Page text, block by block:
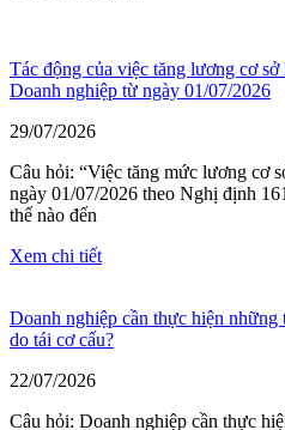
Tác động của việc tăng lương cơ
Doanh nghiệp từ ngày 01/07/2026
29/07/2026
Câu hỏi: “Việc tăng mức lương cơ
ngày 01/07/2026 theo Nghị định
thế nào đến
Xem chi tiết
Doanh nghiệp cần thực hiện
do tái cơ cấu?
22/07/2026
Câu hỏi: Doanh nghiệp cần thực